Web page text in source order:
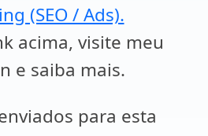
(SEO / Ads).
acima, visite meu
e saiba mais.
para esta